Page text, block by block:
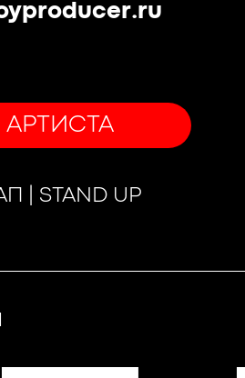
АРТИСТА
| STAND UP